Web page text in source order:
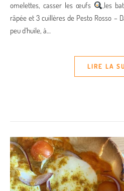
omelettes, casser les œufs
,les
râpée et 3 cuillères de Pesto Rosso –
peu d’huile, à…
LIRE LA